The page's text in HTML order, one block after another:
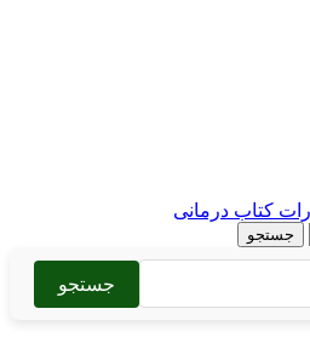
جستجو
جستجو